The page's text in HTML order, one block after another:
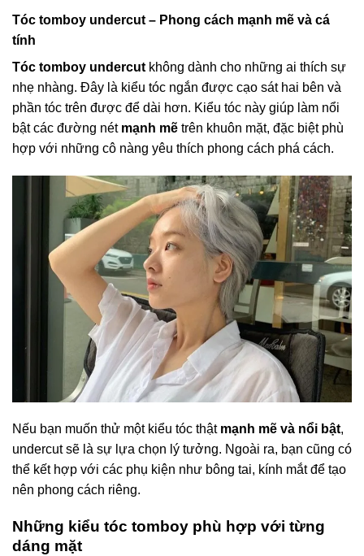
Tóc tomboy undercut – Phong cách mạnh mẽ và cá
tính
Tóc tomboy undercut không dành cho những ai thích sự
nhẹ nhàng. Đây là kiểu tóc ngắn được cạo sát hai bên và
phần tóc trên được để dài hơn. Kiểu tóc này giúp làm nổi
bật các đường nét mạnh mẽ trên khuôn mặt, đặc biệt phù
hợp với những cô nàng yêu thích phong cách phá cách.
Nếu bạn muốn thử một kiểu tóc thật mạnh mẽ và nổi bật,
undercut sẽ là sự lựa chọn lý tưởng. Ngoài ra, bạn cũng có
thể kết hợp với các phụ kiện như bông tai, kính mắt để tạo
nên phong cách riêng.
Những kiểu tóc tomboy phù hợp với từng
dáng mặt